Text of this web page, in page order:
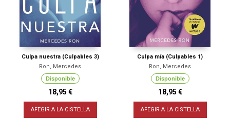
Culpa nuestra (Culpables 3)
Ron, Mercedes
Disponible
18,95 €
AFEGIR A LA CISTELLA
Culpa mía (Culpables 1)
Ron, Mercedes
Disponible
18,95 €
AFEGIR A LA CISTELLA